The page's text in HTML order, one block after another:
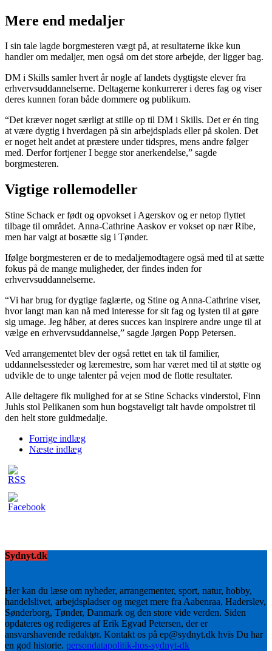
Mere end medaljer
I sin tale lagde borgmesteren vægt på, at resultaterne ikke kun
handler om medaljer, men også om det store arbejde, der ligger bag.
DM i Skills samler hvert år nogle af landets dygtigste elever fra
erhvervsuddannelserne. Deltagerne konkurrerer i deres fag og viser
deres kunnen foran både dommere og publikum.
“Det kræver noget særligt at stille op til DM i Skills. Det er én ting
at være dygtig i hverdagen på sin arbejdsplads eller på skolen. Det
er noget helt andet at præstere under tidspres, mens andre følger
med. Derfor fortjener I begge stor anerkendelse,” sagde
borgmesteren.
Vigtige rollemodeller
Stine Schack er født og opvokset i Agerskov og er netop flyttet
tilbage til området. Anna-Cathrine Aaskov er vokset op nær Ribe,
men har valgt at bosætte sig i Tønder.
Ifølge borgmesteren er de to medaljemodtagere også med til at sætte
fokus på de mange muligheder, der findes inden for
erhvervsuddannelserne.
“Vi har brug for dygtige faglærte, og Stine og Anna-Cathrine viser,
hvor langt man kan nå med interesse for sit fag og lysten til at gøre
sig umage. Jeg håber, at deres succes kan inspirere andre unge til at
vælge en erhvervsuddannelse,” sagde Jørgen Popp Petersen.
Ved arrangementet blev der også rettet en tak til familier,
uddannelsessteder og læremestre, som har været med til at støtte og
udvikle de to unge talenter på vejen mod de flotte resultater.
Alle deltagere fik mulighed for at se Stine Schacks vinderstol, Finn
Juhls stol Pelikanen som hun bogstaveligt talt havde ompolstret til
den helt store guldmedalje.
Forrige indlæg
Næste indlæg
Sydnyt.dk
Her kan du læse om nyheder, arrangementer, sport, natur, hobby,
handelslivet, arbejdspladser og meget mere fra Aabenraa, Haderslev,
Sønderborg, Tønder, Danmark og den store vide verden. Siden
opdateres og redigeres af Erik Egvad Petersen, der er
ansvarshavende redaktør. Kontakt os på ep@sydnyt.dk hvis Du har
en god historie. persondatapolitik-hos-sydnyt-dk